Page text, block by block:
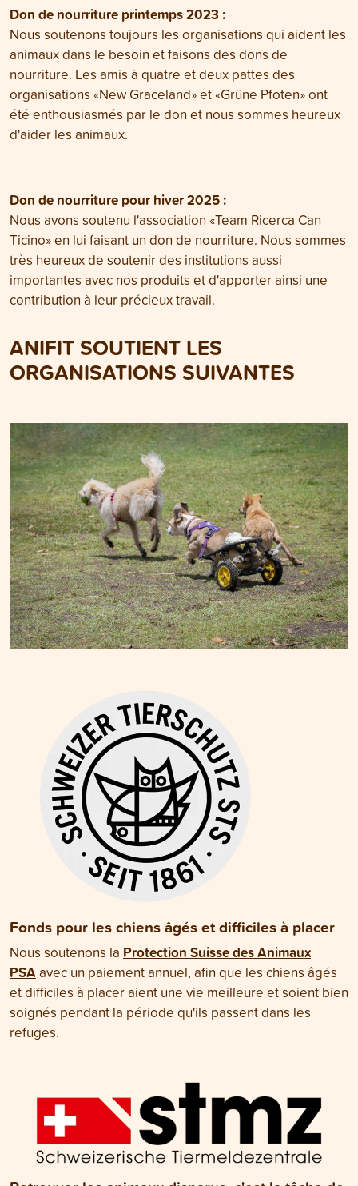
Don de nourriture printemps 2023 :
Nous soutenons toujours les organisations qui aident les
animaux dans le besoin et faisons des dons de
nourriture. Les amis à quatre et deux pattes des
organisations «New Graceland» et «Grüne Pfoten» ont
été enthousiasmés par le don et nous sommes heureux
d'aider les animaux.
Don de nourriture pour hiver 2025 :
Nous avons soutenu l'association «Team Ricerca Can
Ticino» en lui faisant un don de nourriture. Nous sommes
très heureux de soutenir des institutions aussi
importantes avec nos produits et d'apporter ainsi une
contribution à leur précieux travail.
ANIFIT SOUTIENT LES
ORGANISATIONS SUIVANTES
Fonds pour les chiens âgés et difficiles à placer
Nous soutenons la Protection Suisse des Animaux
PSA avec un paiement annuel, afin que les chiens âgés
et difficiles à placer aient une vie meilleure et soient bien
soignés pendant la période qu'ils passent dans les
refuges.